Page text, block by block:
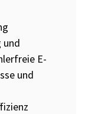
und
E-
und